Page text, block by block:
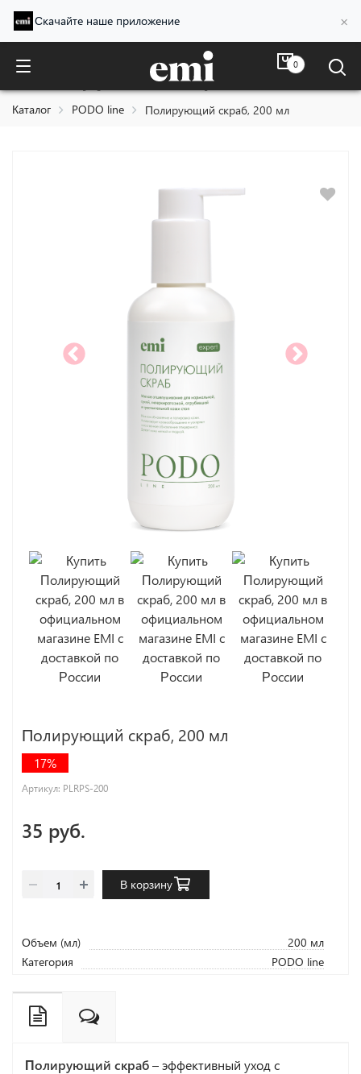
Скачайте наше приложение ×
0
Полирующий скраб, 200 мл
Каталог PODO line Полирующий скраб, 200 мл
Полирующий скраб, 200 мл
17%
Артикул: PLRPS-200
35 руб.
В корзину
Объем (мл)
200 мл
Категория
PODO line
Полирующий скраб– эффективный уход с